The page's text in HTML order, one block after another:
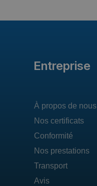
Entreprise
À propos de nous
Nos certificats
Conformité
Nos prestations
Transport
Avis